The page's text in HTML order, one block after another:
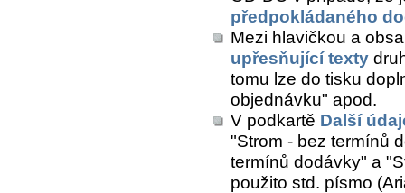
předpokládaného
Mezi hlavičkou a
upřesňující texty
tomu lze do tisku
objednávku" apod.
V podkartě Další
"Strom - bez termínů
termínů dodávky" a
použito std. písmo